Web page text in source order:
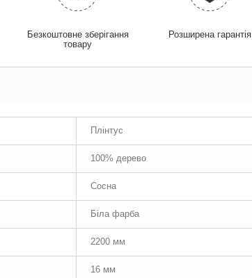
Безкоштовне зберігання
товару
Розширена гарантія
Плінтус
100% дерево
Сосна
Біла фарба
2200 мм
16 мм